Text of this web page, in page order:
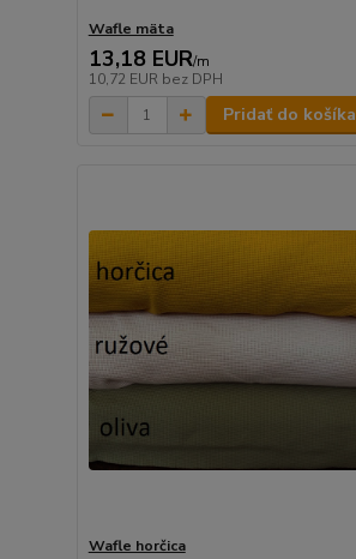
Wafle mäta
13,18 EUR/m
10,72 EUR bez DPH
Pridať do košíka
Wafle horčica